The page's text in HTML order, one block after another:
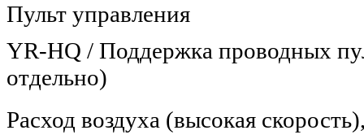
Пульт управления
YR-HQ / Поддержка проводных
отдельно)
Расход воздуха (высокая